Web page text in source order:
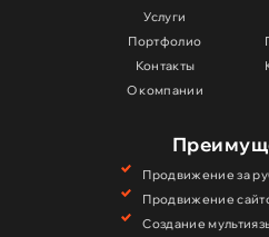
Услуги
Портфолио
Контакты
О компании
Продвижение за
Продвижение
Создание